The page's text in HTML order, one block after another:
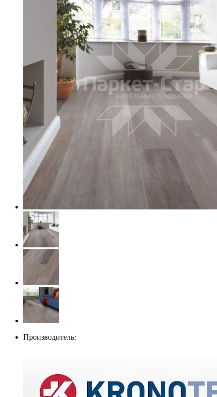
Производитель: